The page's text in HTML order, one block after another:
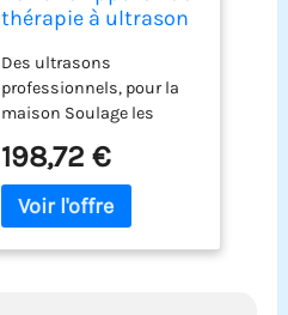
thérapie à ultrason
Des ultrasons
professionnels, pour la
maison Soulage les
aiguës Idéal pour les
blessures musculaires,
les courbatures et les
198,72 €